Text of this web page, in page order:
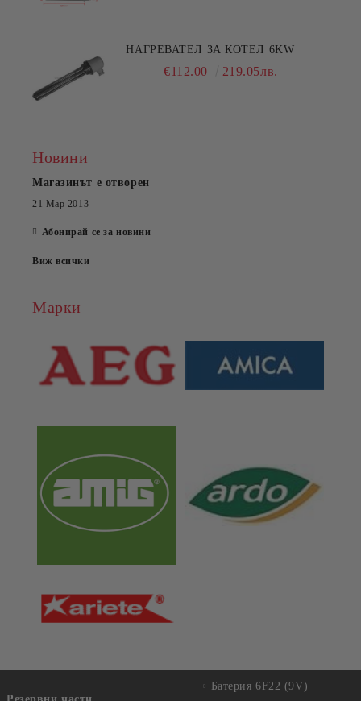
НАГРЕВАТЕЛ ЗА КОТЕЛ 6KW
€112.00 219.05лв.
Новини
Магазинът е отворен
21 Мар 2013
Абонирай се за новини
Виж всички
Марки
Батерия 6F22 (9V)